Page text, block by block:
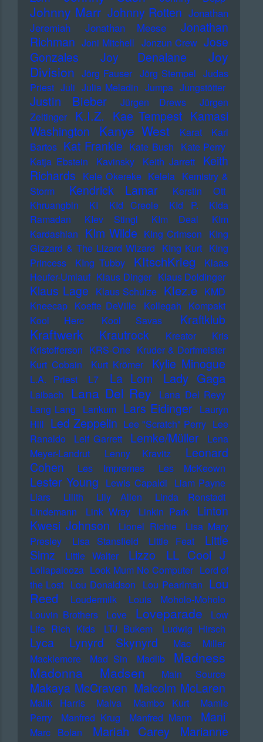
Johnny Marr Johnny Rotten Jonathan
Jeremiah
Jonathan Meese
Jonathan
Richman Joni Mitchell Jonzun Crew Jose
Gonzales
Joy Denalane
Joy
Division Jörg Fauser Jörg Stempel Judas
Priest Juli Julia Meladin Jumpa Jungstötter
Justin Bieber Jürgen Drews
Jürgen
Zeltinger
K.I.Z. Kae Tempest Kamasi
Washington
Kanye West Karat
Karl
Bartos Kat Frankie Kate Bush Kate Perry
Katja Ebstein
Kavinsky Keith Jarrett
Keith
Richards Kele Okereke Kelela Kemistry &
Storm
Kendrick Lamar
Kerstin Ott
Khruangbin
KI KId Creole KId P.
KIda
Ramadan
KIev Stingl KIm Deal
KIm
Kardashian KIm Wilde KIng Crimson KIng
Gizzard & The Lizard Wizard KIng Kurt KIng
Princess
KIng Tubby KItschKrieg
Klaas
Heufer-Umlauf Klaus Dinger Klaus Doldinger
Klaus Lage Klaus Schulze Klez.e KMD
Kneecap Koefte DeVille Kollegah Kompakt
Kool Herc
Kool Savas Kraftklub
Kraftwerk Krautrock Kreator
Kris
Kristofferson KRS-One Kruder & Dorfmeister
Kurt Cobain
Kurt Krömer Kylie Minogue
L.A. Priest L7 La Lom Lady Gaga
Laibach Lana Del Rey
Lana Del Reyy
Lang Lang Lankum Lars Eidinger Lauryn
Hill Led Zeppelin Lee "Scratch" Perry Lee
Ranaldo
Leif Garrett Lemke/Müller
Lena
Meyer-Landrut
Lenny Kravitz
Leonard
Cohen
Les Impremes Les McKeown
Lester Young Lewis Capaldi Liam Payne
Liars
Lilith Lily Allen
Linda Ronstadt
Lindemann
Link Wray Linkin Park
Linton
Kwesi Johnson
Lionel Richie
Lisa Mary
Presley
Lisa Stansfield Little Feat
Little
Simz
Little Walter Lizzo LL Cool J
Lollapalooza Look Mum No Computer Lord of
the Lost Lou Donaldson Lou Pearlman Lou
Reed
Loudermilk
Louis Moholo-Moholo
Louvin Brothers
Love Loveparade
Low
Life Rich Kids
LTJ Bukem Ludwig Hirsch
Lyca Lynyrd Skynyrd
Mac Miller
Macklemore
Mad Sin Madlib
Madness
Madonna
Madsen Main Source
Makaya McCraven Malcolm McLaren
Malik Harris Malva Mambo Kurt
Mamie
Perry
Manfred Krug Manfred Mann Mani
Marc Bolan Mariah Carey
Marianne